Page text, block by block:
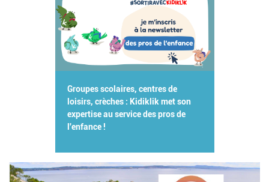
Groupes scolaires, centres de
loisirs, crèches : Kidiklik met son
expertise au service des pros de
l'enfance !